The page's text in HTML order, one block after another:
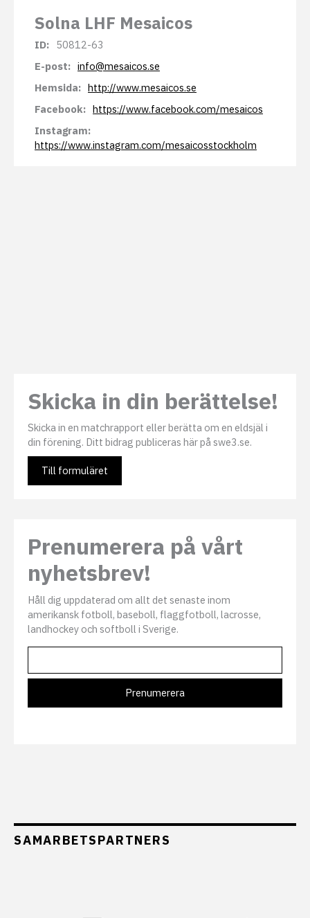
Solna LHF Mesaicos
ID: 50812-63
E-post: info@mesaicos.se
Hemsida: http://www.mesaicos.se
Facebook: https://www.facebook.com/mesaicos
Instagram:
https://www.instagram.com/mesaicosstockholm
Skicka in din berättelse!
Skicka in en matchrapport eller berätta om en eldsjäl i
din förening. Ditt bidrag publiceras här på swe3.se.
Till formuläret
Prenumerera på vårt
nyhetsbrev!
Håll dig uppdaterad om allt det senaste inom
amerikansk fotboll, baseboll, flaggfotboll, lacrosse,
landhockey och softboll i Sverige.
SAMARBETSPARTNERS